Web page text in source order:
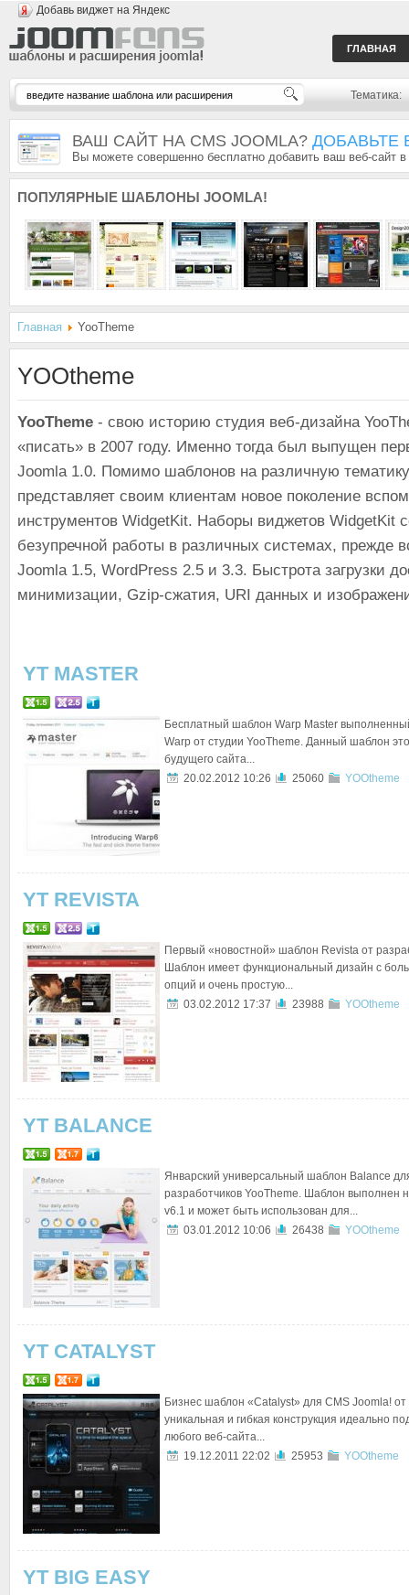
Добавь виджет на Яндекс
ГЛАВНАЯ
Тематика:
ВАШ САЙТ НА CMS JOOMLA? ДОБАВЬТЕ
Вы можете совершенно бесплатно добавить ваш веб-сайт
ПОПУЛЯРНЫЕ ШАБЛОНЫ JOOMLA!
Главная YooTheme
YOOtheme
YooTheme - свою историю студия веб-дизайна
«писать» в 2007 году. Именно тогда был выпущен
Joomla 1.0. Помимо шаблонов на различную
представляет своим клиентам новое поколение
инструментов WidgetKit. Наборы виджетов WidgetKit
безупречной работы в различных системах, прежде
Joomla 1.5, WordPress 2.5 и 3.3. Быстрота загрузки
минимизации, Gzip-сжатия, URI данных и
YT MASTER
Бесплатный шаблон Warp Master
Warp от студии YooTheme. Данный шаблон
будущего сайта...
20.02.2012 10:26
25060 YOOtheme
YT REVISTA
Первый «новостной» шаблон Revista от
Шаблон имеет функциональный дизайн с
опций и очень простую...
03.02.2012 17:37
23988 YOOtheme
YT BALANCE
Январский универсальный шаблон Balance
разработчиков YooTheme. Шаблон выполнен
v6.1 и может быть использован для...
03.01.2012 10:06
26438 YOOtheme
YT CATALYST
Бизнес шаблон «Catalyst» для CMS Joomla! от
уникальная и гибкая конструкция идеально
любого веб-сайта...
19.12.2011 22:02
25953 YOOtheme
YT BIG EASY